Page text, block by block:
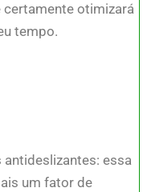
certamente otimizará
tempo.
antideslizantes: essa
um fator de